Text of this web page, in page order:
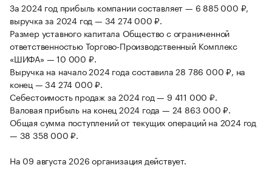
За 2024 год прибыль компании составляет — 6 885 000 ₽,
выручка за 2024 год — 34 274 000 ₽.
Размер уставного капитала Общество с ограниченной
ответственностью Торгово-Производственный Комплекс
«ШИФА» — 10 000 ₽.
Выручка на начало 2024 года составила 28 786 000 ₽, на
конец — 34 274 000 ₽.
Себестоимость продаж за 2024 год — 9 411 000 ₽.
Валовая прибыль на конец 2024 года — 24 863 000 ₽.
Общая сумма поступлений от текущих операций на 2024 год
— 38 358 000 ₽.
На 09 августа 2026 организация действует.